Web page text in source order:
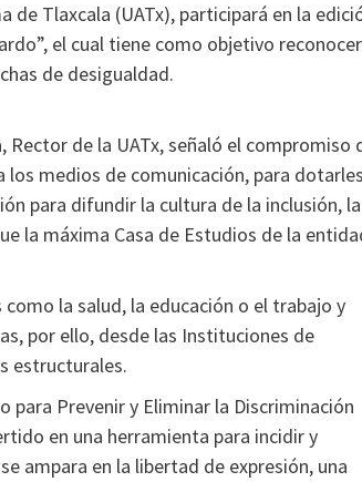
de Tlaxcala (UATx), participará en la
el cual tiene como objetivo reconocer
de desigualdad.
Rector de la UATx, señaló el compromiso
los medios de comunicación, para
para difundir la cultura de la inclusión, la
la máxima Casa de Estudios de la
la salud, la educación o el trabajo y
por ello, desde las Instituciones de
estructurales.
para Prevenir y Eliminar la Discriminación
en una herramienta para incidir y
ampara en la libertad de expresión, una